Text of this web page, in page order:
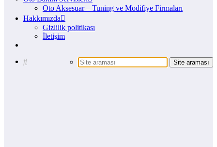
Oto Aksesuar – Tuning ve Modifiye Firmaları
Hakkımızda
Gizlilik politikası
İletişim